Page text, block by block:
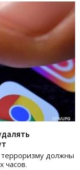
должны
часов.